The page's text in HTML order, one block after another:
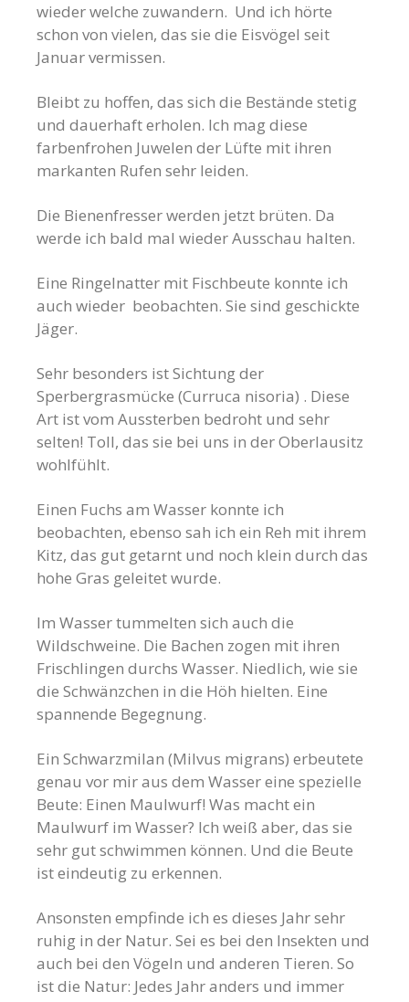
wieder welche zuwandern. Und ich hörte
schon von vielen, das sie die Eisvögel seit
Januar vermissen.
Bleibt zu hoffen, das sich die Bestände stetig
und dauerhaft erholen. Ich mag diese
farbenfrohen Juwelen der Lüfte mit ihren
markanten Rufen sehr leiden.
Die Bienenfresser werden jetzt brüten. Da
werde ich bald mal wieder Ausschau halten.
Eine Ringelnatter mit Fischbeute konnte ich
auch wieder beobachten. Sie sind geschickte
Jäger.
Sehr besonders ist Sichtung der
Sperbergrasmücke (Curruca nisoria) . Diese
Art ist vom Aussterben bedroht und sehr
selten! Toll, das sie bei uns in der Oberlausitz
wohlfühlt.
Einen Fuchs am Wasser konnte ich
beobachten, ebenso sah ich ein Reh mit ihrem
Kitz, das gut getarnt und noch klein durch das
hohe Gras geleitet wurde.
Im Wasser tummelten sich auch die
Wildschweine. Die Bachen zogen mit ihren
Frischlingen durchs Wasser. Niedlich, wie sie
die Schwänzchen in die Höh hielten. Eine
spannende Begegnung.
Ein Schwarzmilan (Milvus migrans) erbeutete
genau vor mir aus dem Wasser eine spezielle
Beute: Einen Maulwurf! Was macht ein
Maulwurf im Wasser? Ich weiß aber, das sie
sehr gut schwimmen können. Und die Beute
ist eindeutig zu erkennen.
Ansonsten empfinde ich es dieses Jahr sehr
ruhig in der Natur. Sei es bei den Insekten und
auch bei den Vögeln und anderen Tieren. So
ist die Natur: Jedes Jahr anders und immer